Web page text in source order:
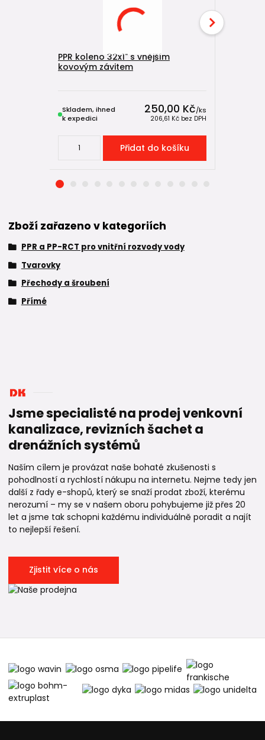
PPR koleno 32x1" s vnějším
kovovým závitem
250,00 Kč/ks
206,61 Kč bez DPH
Skladem, ihned
k expedici
Přidat do košíku
Zboží zařazeno v kategoriích
PPR a PP-RCT pro vnitřní rozvody vody
Tvarovky
Přechody a šroubení
Přímé
Jsme specialisté na prodej venkovní
kanalizace, revizních šachet a
drenážních systémů
Naším cílem je provázat naše bohaté zkušenosti s
pohodlností a rychlostí nákupu na internetu. Nejme tedy jen
další z řady e-shopů, který se snaží prodat zboží, kterému
nerozumí – my se v našem oboru pohybujeme již přes 20
let a jsme tak schopni každému individuálně poradit a najít
to nejlepší řešení.
Zjistit více o nás